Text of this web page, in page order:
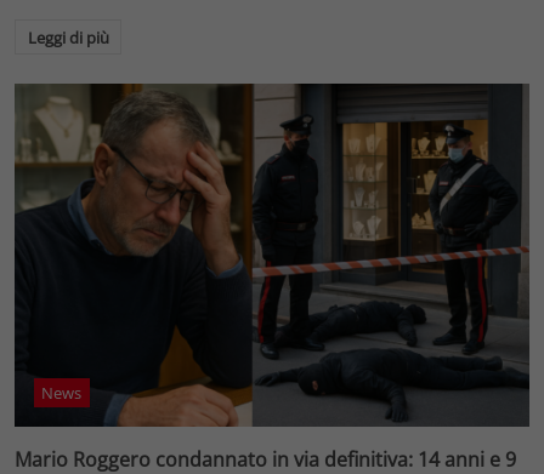
Leggi di più
News
Mario Roggero condannato in via definitiva: 14 anni e 9